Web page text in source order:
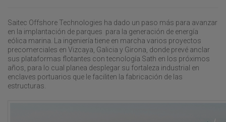
Saitec Offshore Technologies ha dado un paso más para avanzar
en la implantación de parques para la generación de energía
eólica marina. La ingeniería tiene en marcha varios proyectos
precomerciales en Vizcaya, Galicia y Girona, donde prevé anclar
sus plataformas flotantes con tecnología Sath en los próximos
años, para lo cual planea desplegar su fortaleza industrial en
enclaves portuarios que le faciliten la fabricación de las
estructuras.